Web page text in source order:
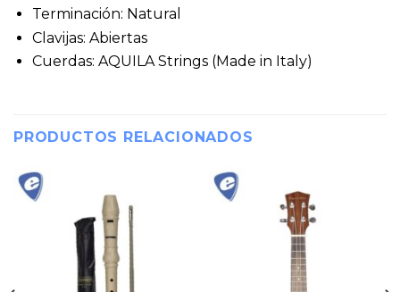
Terminación: Natural
Clavijas: Abiertas
Cuerdas: AQUILA Strings (Made in Italy)
PRODUCTOS RELACIONADOS